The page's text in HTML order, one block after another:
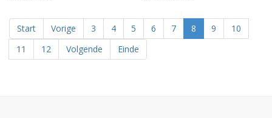
Start Vorige 3 4 5 6 7 8 9
10
11
12 Volgende Einde